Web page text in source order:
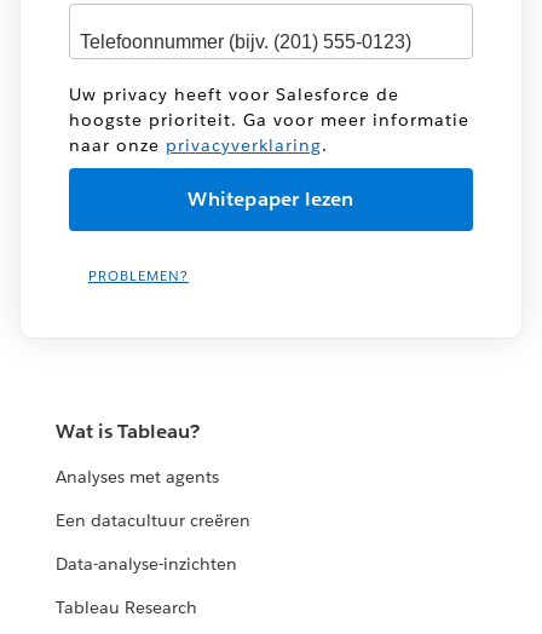
Uw privacy heeft voor Salesforce de
hoogste prioriteit. Ga voor meer informatie
naar onze privacyverklaring.
PROBLEMEN?
Wat is Tableau?
Analyses met agents
Een datacultuur creëren
Data-analyse-inzichten
Tableau Research